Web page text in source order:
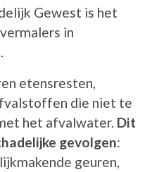
Gewest is het
in
etensresten,
die niet te
het afvalwater. Dit
gevolgen:
geuren,